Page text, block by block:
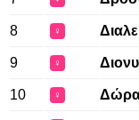
8 ♀
9 ♀
10 ♀